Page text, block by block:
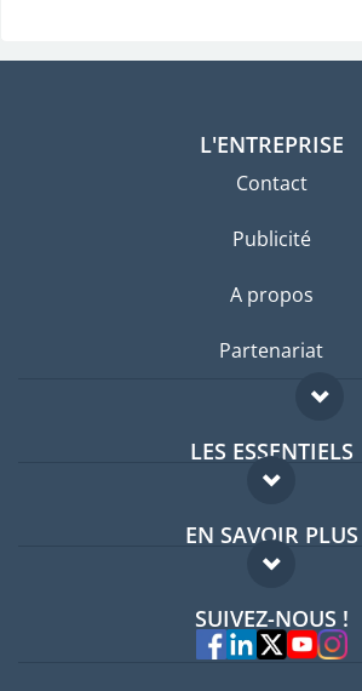
L'ENTREPRISE
Contact
Publicité
A propos
Partenariat
LES ESSENTIELS
Forum expatriés
Guides pays
EN SAVOIR PLUS
FAQ
Experts
SUIVEZ-NOUS !